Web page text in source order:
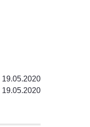
19.05.2020
19.05.2020